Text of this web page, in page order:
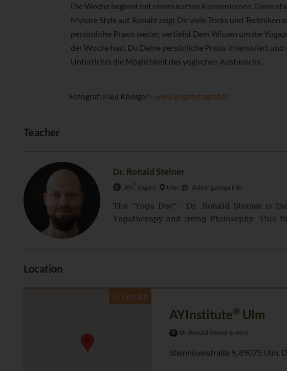
Die Woche beginnt mit einem kurzen Kennenlernen. Dann
Mysore Style auf. Ronald zeigt Dir viele Tricks und
persönliche Praxis weiter, vertiefst Dein Wissen um die
der Woche hast Du Deine persönliche Praxis intensiviert
Unterrichts die Möglichkeit des yogischen Austauschs.
Fotograf: Paul Königer -www.yogafotograf.de
Teacher
Dr. Ronald Steiner
AYI Expert Ulm AshtangaYoga.info
The "Yoga Doc" - Dr. Ronald Steiner is
Yogatherapy and living Philosophy. This
Location
AYI Schulen
AYInstitute® Ulm
Dr. Ronald Steiner & more
Steinhövelstraße 9, 89075 Ulm,